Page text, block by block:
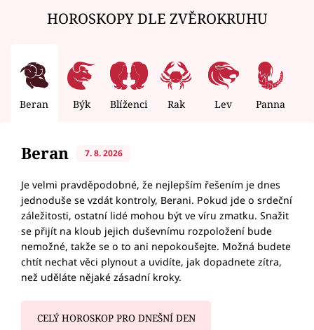
HOROSKOPY DLE ZVĚROKRUHU
Beran Býk Blíženci Rak Lev Panna
Beran 7. 8. 2026
Je velmi pravděpodobné, že nejlepším řešením je dnes
jednoduše se vzdát kontroly, Berani. Pokud jde o srdeční
záležitosti, ostatní lidé mohou být ve víru zmatku. Snažit
se přijít na kloub jejich duševnímu rozpoložení bude
nemožné, takže se o to ani nepokoušejte. Možná budete
chtít nechat věci plynout a uvidíte, jak dopadnete zítra,
než uděláte nějaké zásadní kroky.
CELÝ HOROSKOP PRO DNEŠNÍ DEN